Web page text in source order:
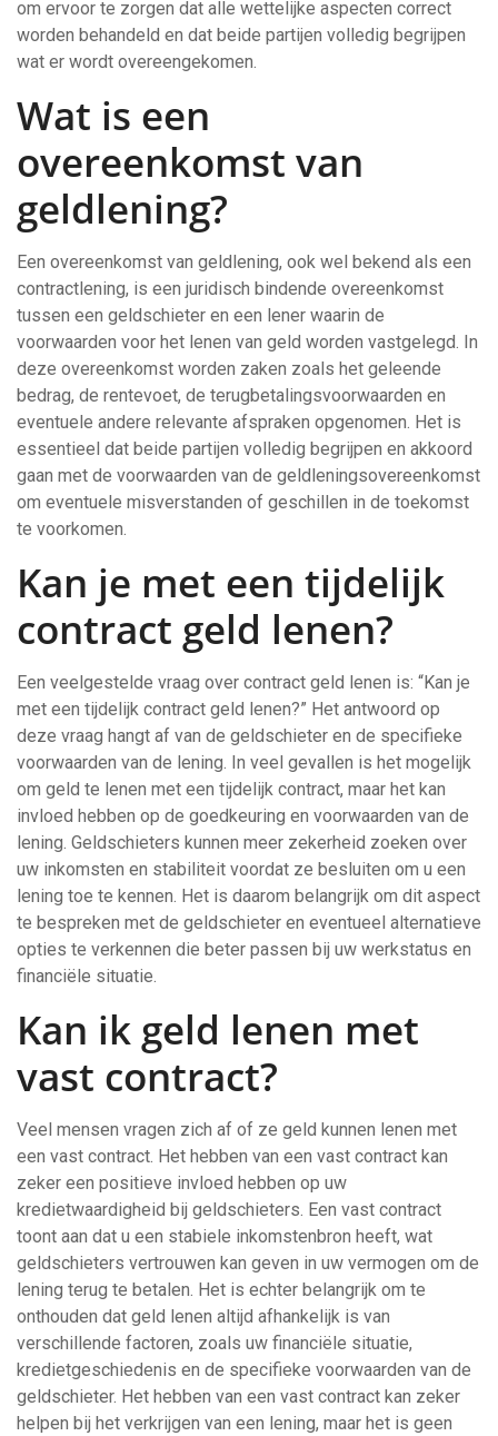
om ervoor te zorgen dat alle wettelijke aspecten correct
worden behandeld en dat beide partijen volledig begrijpen
wat er wordt overeengekomen.
Wat is een
overeenkomst van
geldlening?
Een overeenkomst van geldlening, ook wel bekend als een
contractlening, is een juridisch bindende overeenkomst
tussen een geldschieter en een lener waarin de
voorwaarden voor het lenen van geld worden vastgelegd. In
deze overeenkomst worden zaken zoals het geleende
bedrag, de rentevoet, de terugbetalingsvoorwaarden en
eventuele andere relevante afspraken opgenomen. Het is
essentieel dat beide partijen volledig begrijpen en akkoord
gaan met de voorwaarden van de geldleningsovereenkomst
om eventuele misverstanden of geschillen in de toekomst
te voorkomen.
Kan je met een tijdelijk
contract geld lenen?
Een veelgestelde vraag over contract geld lenen is: “Kan je
met een tijdelijk contract geld lenen?” Het antwoord op
deze vraag hangt af van de geldschieter en de specifieke
voorwaarden van de lening. In veel gevallen is het mogelijk
om geld te lenen met een tijdelijk contract, maar het kan
invloed hebben op de goedkeuring en voorwaarden van de
lening. Geldschieters kunnen meer zekerheid zoeken over
uw inkomsten en stabiliteit voordat ze besluiten om u een
lening toe te kennen. Het is daarom belangrijk om dit aspect
te bespreken met de geldschieter en eventueel alternatieve
opties te verkennen die beter passen bij uw werkstatus en
financiële situatie.
Kan ik geld lenen met
vast contract?
Veel mensen vragen zich af of ze geld kunnen lenen met
een vast contract. Het hebben van een vast contract kan
zeker een positieve invloed hebben op uw
kredietwaardigheid bij geldschieters. Een vast contract
toont aan dat u een stabiele inkomstenbron heeft, wat
geldschieters vertrouwen kan geven in uw vermogen om de
lening terug te betalen. Het is echter belangrijk om te
onthouden dat geld lenen altijd afhankelijk is van
verschillende factoren, zoals uw financiële situatie,
kredietgeschiedenis en de specifieke voorwaarden van de
geldschieter. Het hebben van een vast contract kan zeker
helpen bij het verkrijgen van een lening, maar het is geen